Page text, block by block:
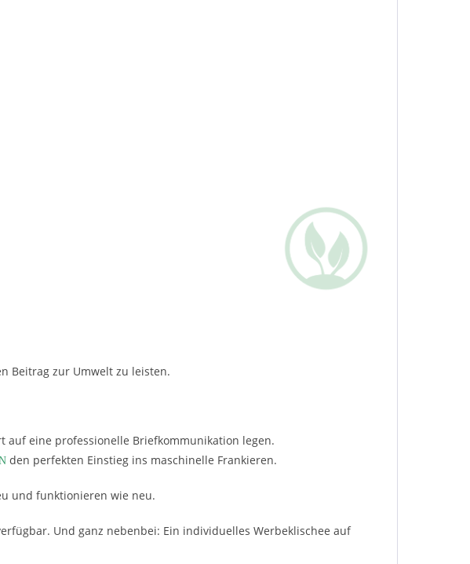
Beitrag zur Umwelt zu leisten.
auf eine professionelle Briefkommunikation legen.
den perfekten Einstieg ins maschinelle Frankieren.
und funktionieren wie neu.
Und ganz nebenbei: Ein individuelles Werbeklischee auf